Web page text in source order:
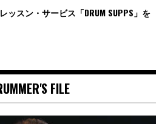
ッスン・サービス「DRUM SUPPS」を
FILE